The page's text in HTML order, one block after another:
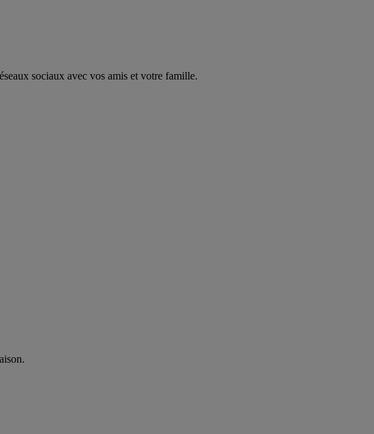
sociaux avec vos amis et votre famille.